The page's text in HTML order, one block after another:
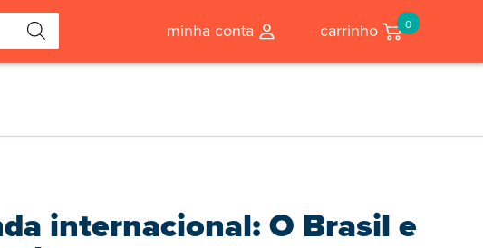
minha conta carrinho 0
internacional: O Brasil e